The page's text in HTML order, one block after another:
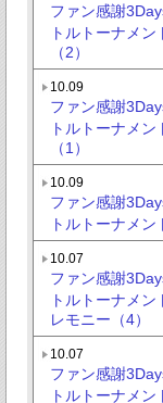
ファン感謝
トルトーナメ
（2）
10.09
ファン感謝
トルトーナメ
（1）
10.09
ファン感謝
トルトーナメ
10.07
ファン感謝
トルトーナメ
レモニー（4）
10.07
ファン感謝
トルトーナメ